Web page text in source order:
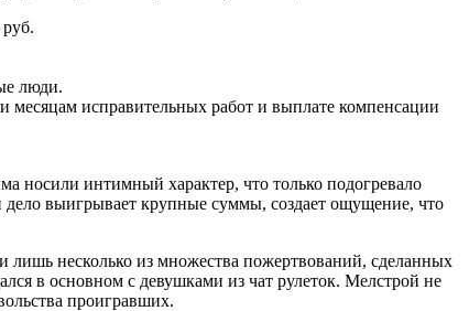
люди.
месяцам исправительных работ и выплате компенсации
носили интимный характер, что только подогревало
дело выигрывает крупные суммы, создает ощущение, что
лишь несколько из множества пожертвований, сделанных
в основном с девушками из чат рулеток. Мелстрой не
проигравших.